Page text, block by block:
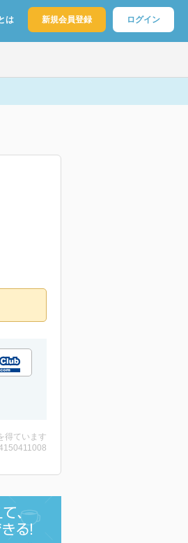
は 新規会員登録 ログイン
得ています